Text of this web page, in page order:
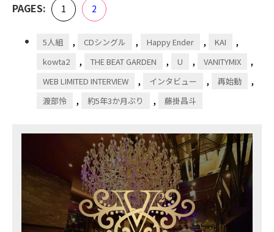
PAGES:
Page
1 Page
2
5人組 , CDシングル , Happy Ender , KAI ,
kowta2 , THE BEAT GARDEN , U , VANITYMIX ,
WEB LIMITED INTERVIEW , インタビュー , 再始動 ,
渡部怜 , 約5年3か月ぶり , 藤掛昌斗